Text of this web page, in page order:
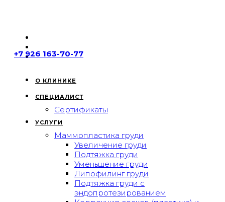
+7 926 163-70-77
О КЛИНИКЕ
СПЕЦИАЛИСТ
Сертификаты
УСЛУГИ
Маммопластика груди
Увеличение груди
Подтяжка груди
Уменьшение груди
Липофилинг груди
Подтяжка груди с
эндопротезированием